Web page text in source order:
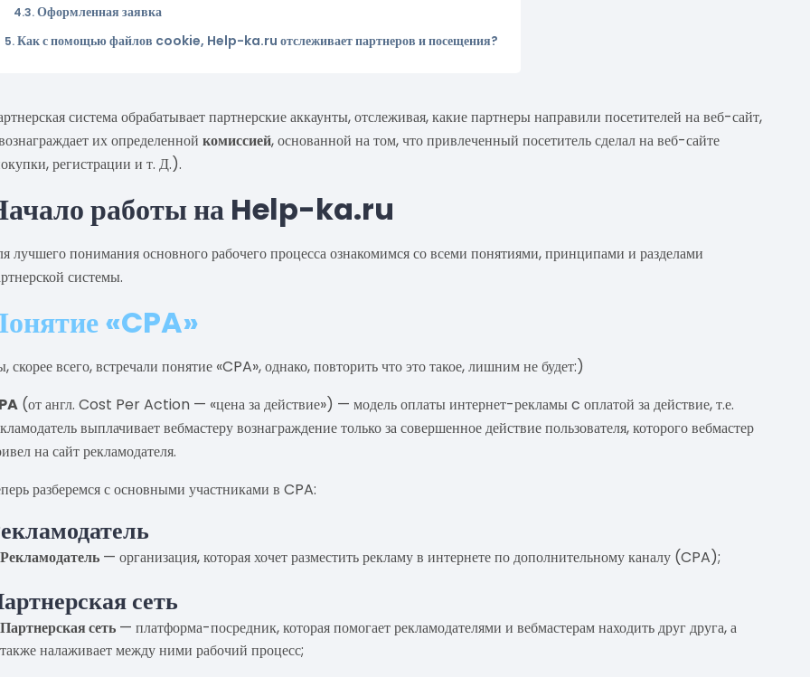
Оформленная заявка
Как с помощью файлов cookie, Help-ka.ru отслеживает партнеров и посещения?
система обрабатывает партнерские аккаунты, отслеживая, какие партнеры направили посетителей на веб-сайт,
их определеннойкомиссией, основанной на том, что привлеченный посетитель сделал на веб-сайте
регистрации и т. Д.).
работы на Help-ka.ru
лучшего понимания основного рабочего процесса ознакомимся со всеми понятиями, принципами и разделами
системы.
«CPA»
скорее всего, встречали понятие «CPA», однако, повторить что это такое, лишним не будет:)
(от англ. Cost Per Action — «цена за действие») — модель оплаты интернет-рекламы c оплатой за действие, т.е.
выплачивает вебмастеру вознаграждение только за совершенное действие пользователя, которого вебмастер
на сайт рекламодателя.
разберемся с основными участниками в CPA:
Рекламодатель — организация, которая хочет разместить рекламу в интернете по дополнительному каналу (CPA);
сеть
Партнерская сеть — платформа-посредник, которая помогает рекламодателями и вебмастерам находить друг друга, а
также налаживает между ними рабочий процесс;